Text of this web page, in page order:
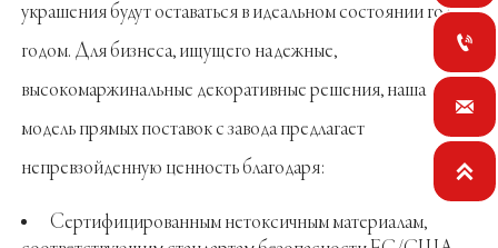
украшения будут оставаться в идеальном состоянии год за
годом. Для бизнеса, ищущего надежные,
высокомаржинальные декоративные решения, наша
модель прямых поставок с завода предлагает
непревзойденную ценность благодаря:
Сертифицированным нетоксичным материалам,


